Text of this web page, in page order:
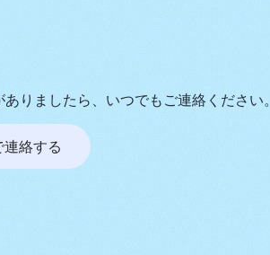
りましたら、いつでもご連絡ください。
絡する